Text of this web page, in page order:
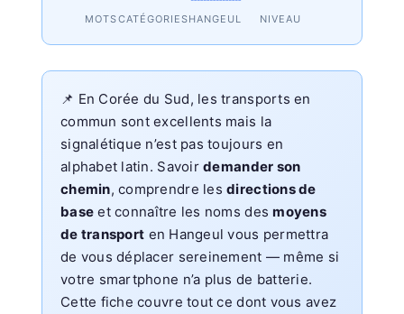
MOTSCATÉGORIESHANGEUL NIVEAU
📌 En Corée du Sud, les transports en
commun sont excellents mais la
signalétique n’est pas toujours en
alphabet latin. Savoirdemander son
chemin, comprendre lesdirections de
base et connaître les noms desmoyens
de transport en Hangeul vous permettra
de vous déplacer sereinement — même si
votre smartphone n’a plus de batterie.
Cette fiche couvre tout ce dont vous avez